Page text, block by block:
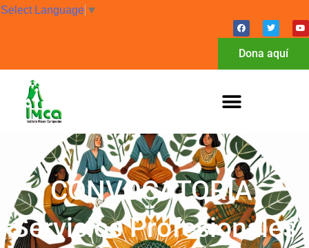
Select Language ▼
Dona aquí
CONVOCATORIA:
Servicios Profesionales